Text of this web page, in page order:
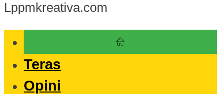
Lppmkreativa.com
Teras
Opini